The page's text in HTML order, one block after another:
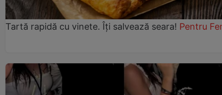
Tartă rapidă cu vinete. Îți salvează seara! Pentru